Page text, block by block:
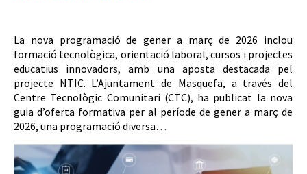
La nova programació de gener a març de 2026 inclou
formació tecnològica, orientació laboral, cursos i projectes
educatius innovadors, amb una aposta destacada pel
projecte NTIC. L’Ajuntament de Masquefa, a través del
Centre Tecnològic Comunitari (CTC), ha publicat la nova
guia d’oferta formativa per al període de gener a març de
2026, una programació diversa…